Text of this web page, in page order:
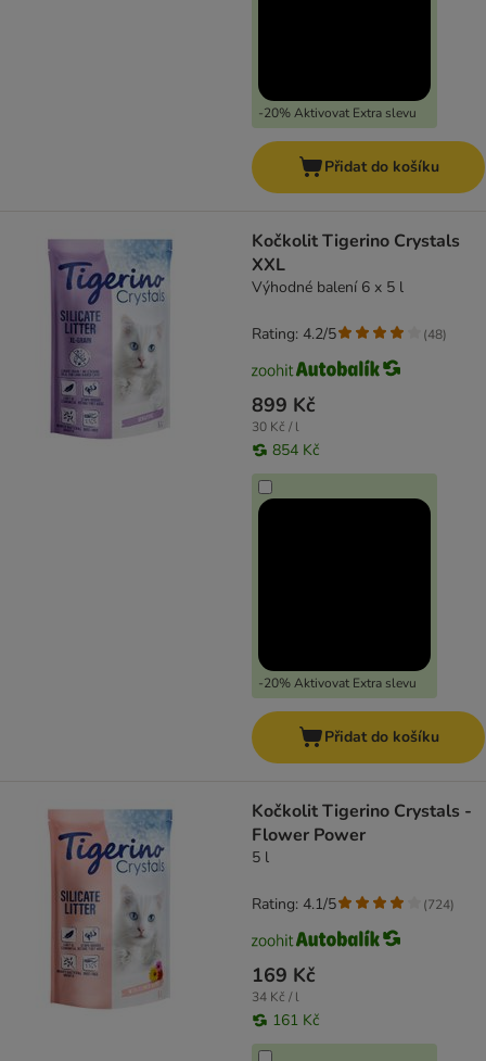
-20% Aktivovat Extra slevu
Přidat do košíku
Kočkolit Tigerino Crystals
XXL
Výhodné balení 6 x 5 l
899 Kč
30 Kč / l
854 Kč
-20% Aktivovat Extra slevu
Rating: 4.2/5 (48)
Přidat do košíku
Kočkolit Tigerino Crystals -
Flower Power
5 l
169 Kč
34 Kč / l
161 Kč
Rating: 4.1/5 (724)